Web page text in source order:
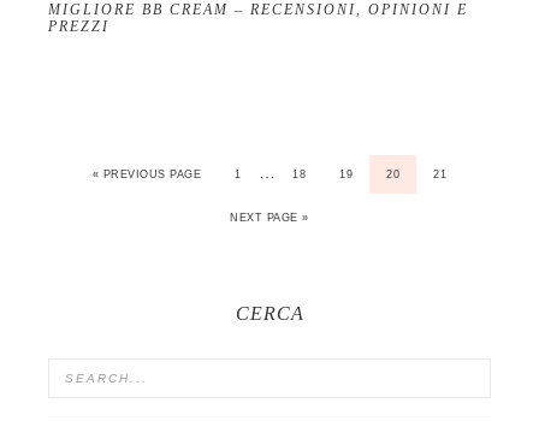
MIGLIORE BB CREAM – RECENSIONI, OPINIONI E
PREZZI
« PREVIOUS PAGE 1 18 19 20 21
NEXT PAGE »
CERCA